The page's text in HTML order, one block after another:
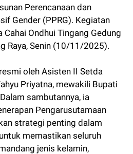
Perencanaan dan
Gender (PPRG). Kegiatan
Ondhui Tingang Gedung
Raya, Senin (10/11/2025).
oleh Asisten II Setda
Priyatna, mewakili Bupati
sambutannya, ia
Pengarusutamaan
strategi penting dalam
memastikan seluruh
jenis kelamin,